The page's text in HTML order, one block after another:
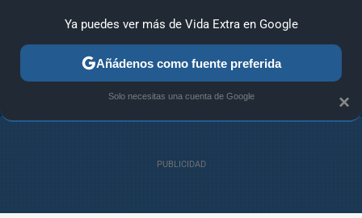
ANÁLISIS GUÍAS Y TRUCOS PC SONY NINTENDO
×
Ya puedes ver más de Vida Extra en Google
Añádenos como fuente preferida
Solo necesitas una cuenta de Google